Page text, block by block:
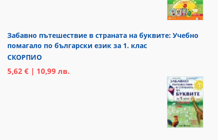
Забавно пътешествие в страната на буквите: Учебно
помагало по български език за 1. клас
СКОРПИО
5,62 € | 10,99 лв.